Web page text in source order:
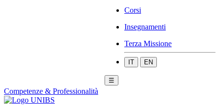
Corsi
Insegnamenti
Terza Missione
IT EN
☰
Competenze & Professionalità